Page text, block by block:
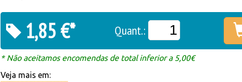
1,85 €* Quant.:
* Não aceitamos encomendas de total inferior a 5,00€
Veja mais em: